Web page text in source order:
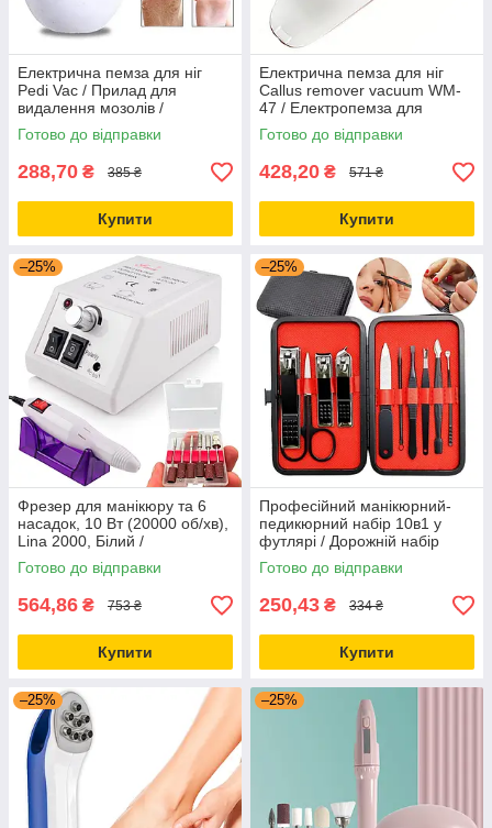
Електрична пемза для ніг
Pedi Vac / Прилад для
видалення мозолів /
Вакуумна пемза / Пилочка
для п'яток
Готово до відправки
288,70 ₴ 385 ₴
Купити
Електрична пемза для ніг
Callus remover vacuum WM-
47 / Електропемза для
чищення п'ят
Готово до відправки
428,20 ₴ 571 ₴
Купити
–25%
Фрезер для манікюру та 6
насадок, 10 Вт (20000 об/хв),
Lina 2000, Білий /
Професійний апарат для
педикюру
Готово до відправки
564,86 ₴ 753 ₴
Купити
–25%
Професійний манікюрний-
педикюрний набір 10в1 у
футлярі / Дорожній набір
манікюрний з медичної сталі
Готово до відправки
250,43 ₴ 334 ₴
Купити
–25% –25%